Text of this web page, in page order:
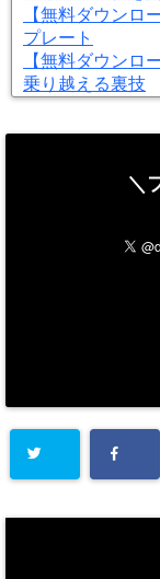
【無料ダウンロ
プレート
【無料ダウンロ
乗り越える裏技
＼